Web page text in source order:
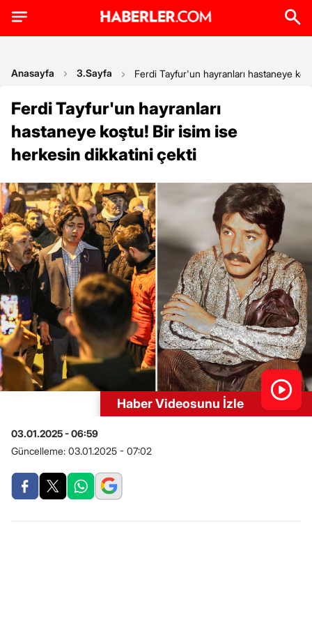
Anasayfa 3.Sayfa Ferdi Tayfur'un hayranları hastaneye
Ferdi Tayfur'un hayranları
hastaneye koştu! Bir isim ise
herkesin dikkatini çekti
Haber Videosunu İzle
03.01.2025 - 06:59
Güncelleme: 03.01.2025 - 07:02